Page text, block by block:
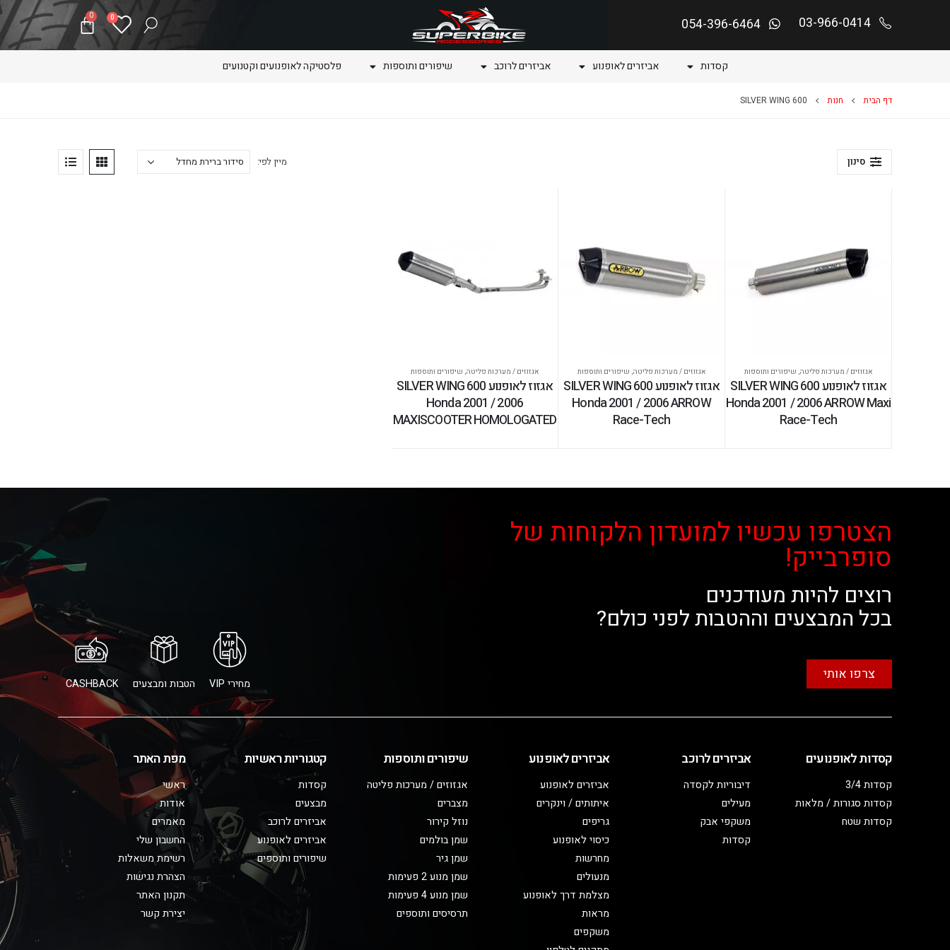
03-966-0414
054-396-6464
0
0
קסדות אביזרים לאופנוע אביזרים לרוכב שיפורים ותוספות פלסטיקה לאופנועים וקטנועים
דף הבית חנות SILVER WING 600
סינון מיין לפי:
אגזוזים / מערכות פליטה, שיפורים ותוספות
אגזוז לאופנוע SILVER WING 600
Honda 2001 / 2006 ARROW Maxi
Race-Tech
אגזוזים / מערכות פליטה, שיפורים ותוספות
אגזוז לאופנוע SILVER WING 600
Honda 2001 / 2006 ARROW
Race-Tech
אגזוזים / מערכות פליטה, שיפורים ותוספות
אגזוז לאופנוע SILVER WING 600
Honda 2001 / 2006
MAXISCOOTER HOMOLOGATED
הצטרפו עכשיו למועדון הלקוחות של
סופרבייק!
רוצים להיות מעודכנים
בכל המבצעים וההטבות לפני כולם?
צרפו אותי
מחירי VIP הטבות ומבצעים CASHBACK
קסדות לאופנועים
קסדות 3/4
קסדות סגורות / מלאות
קסדות שטח
אביזרים לרוכב
דיבוריות לקסדה
מעילים
משקפי אבק
קסדות
אביזרים לאופנוע
אביזרים לאופנוע
איתותים / וינקרים
גריפים
כיסוי לאופנוע
מחרשות
מנעולים
מצלמת דרך לאופנוע
מראות
משקפים
שיפורים ותוספות
אגזוזים / מערכות פליטה
מצברים
נוזל קירור
שמן בולמים
שמן גיר
שמן מנוע 2 פעימות
שמן מנוע 4 פעימות
תרסיסים ותוספים
קטגוריות ראשיות
קסדות
מבצעים
אביזרים לרוכב
אביזרים לאופנוע
שיפורים ותוספים
מפת האתר
ראשי
אודות
מאמרים
החשבון שלי
רשימת משאלות
הצהרת נגישות
תקנון האתר
יצירת קשר